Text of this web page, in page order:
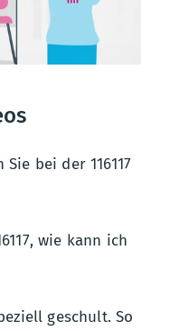
bei der 116117
wie kann ich
geschult. So